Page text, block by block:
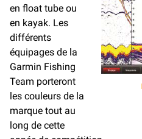
en float tube ou
en kayak. Les
différents
équipages de la
Garmin Fishing
Team porteront
les couleurs de la
marque tout au
long de cette